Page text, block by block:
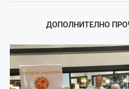
ДОПОЛНИТЕЛНО